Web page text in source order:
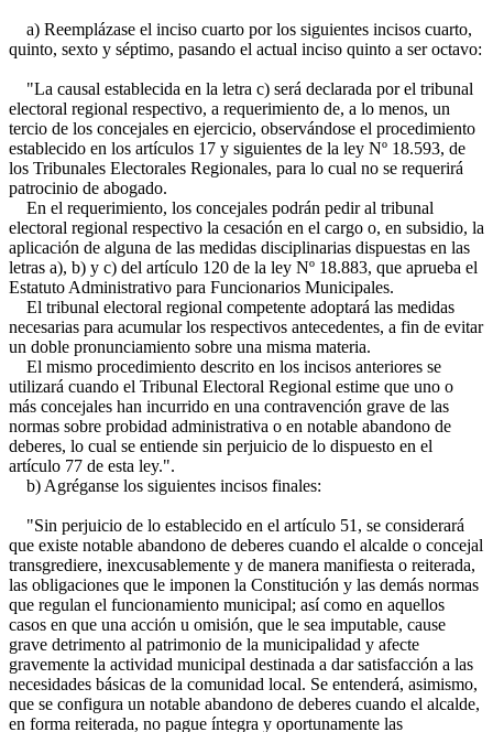
a) Reemplázase el inciso cuarto por los siguientes incisos cuarto,
quinto, sexto y séptimo, pasando el actual inciso quinto a ser octavo:
"La causal establecida en la letra c) será declarada por el tribunal
electoral regional respectivo, a requerimiento de, a lo menos, un
tercio de los concejales en ejercicio, observándose el procedimiento
establecido en los artículos 17 y siguientes de la ley Nº 18.593, de
los Tribunales Electorales Regionales, para lo cual no se requerirá
patrocinio de abogado.
En el requerimiento, los concejales podrán pedir al tribunal
electoral regional respectivo la cesación en el cargo o, en subsidio, la
aplicación de alguna de las medidas disciplinarias dispuestas en las
letras a), b) y c) del artículo 120 de la ley Nº 18.883, que aprueba el
Estatuto Administrativo para Funcionarios Municipales.
El tribunal electoral regional competente adoptará las medidas
necesarias para acumular los respectivos antecedentes, a fin de evitar
un doble pronunciamiento sobre una misma materia.
El mismo procedimiento descrito en los incisos anteriores se
utilizará cuando el Tribunal Electoral Regional estime que uno o
más concejales han incurrido en una contravención grave de las
normas sobre probidad administrativa o en notable abandono de
deberes, lo cual se entiende sin perjuicio de lo dispuesto en el
artículo 77 de esta ley.".
b) Agréganse los siguientes incisos finales:
"Sin perjuicio de lo establecido en el artículo 51, se considerará
que existe notable abandono de deberes cuando el alcalde o concejal
transgrediere, inexcusablemente y de manera manifiesta o reiterada,
las obligaciones que le imponen la Constitución y las demás normas
que regulan el funcionamiento municipal; así como en aquellos
casos en que una acción u omisión, que le sea imputable, cause
grave detrimento al patrimonio de la municipalidad y afecte
gravemente la actividad municipal destinada a dar satisfacción a las
necesidades básicas de la comunidad local. Se entenderá, asimismo,
que se configura un notable abandono de deberes cuando el alcalde,
en forma reiterada, no pague íntegra y oportunamente las